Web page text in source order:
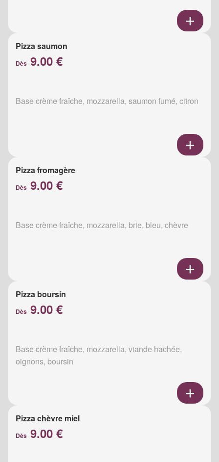
Pizza saumon
Dès 9.00 €
Base crème fraîche, mozzarella, saumon fumé, citron
Pizza fromagère
Dès 9.00 €
Base crème fraîche, mozzarella, brie, bleu, chèvre
Pizza boursin
Dès 9.00 €
Base crème fraîche, mozzarella, viande hachée,
oignons, boursin
Pizza chèvre miel
Dès 9.00 €